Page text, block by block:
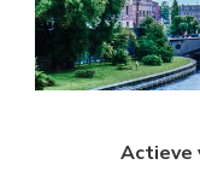
Actieve